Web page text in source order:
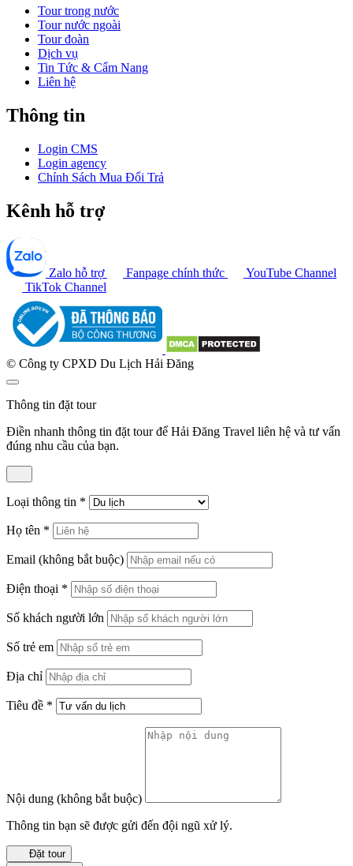
Tour trong nước
Tour nước ngoài
Tour đoàn
Dịch vụ
Tin Tức & Cẩm Nang
Liên hệ
Thông tin
Login CMS
Login agency
Chính Sách Mua Đổi Trả
Kênh hỗ trợ
Zalo hỗ trợ Fanpage chính thức
YouTube Channel
TikTok Channel
© Công ty CPXD Du Lịch Hải Đăng
Thông tin đặt tour
Điền nhanh thông tin đặt tour để Hải Đăng Travel liên hệ và tư vấn
đúng nhu cầu của bạn.
Loại thông tin *
Họ tên *
Email (không bắt buộc)
Điện thoại *
Số khách người lớn
Số trẻ em
Địa chỉ
Tiêu đề *
Nội dung (không bắt buộc)
Thông tin bạn sẽ được gửi đến đội ngũ xử lý.
Đặt tour